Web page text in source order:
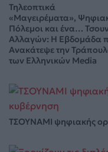
Τηλεοπτικά
«Μαγειρέματα»,
Πόλεμοι και ένα…
Αλλαγών: Η Εβδομάδα
Ανακάτεψε την
των Ελληνικών Media
ΤΣΟΥΝΑΜΙ ψηφιακής